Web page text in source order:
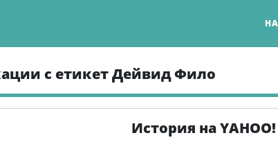
с етикет Дейвид Фило
История на YAHOO!